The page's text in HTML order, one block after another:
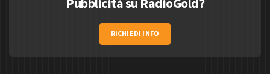
RICHIEDI INFO